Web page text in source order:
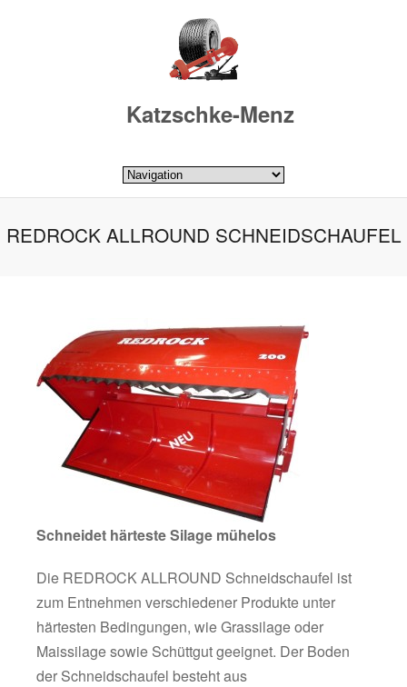
Katzschke-Menz
REDROCK ALLROUND SCHNEIDSCHAUFEL
Schneidet härteste Silage mühelos
Die REDROCK ALLROUND Schneidschaufel ist
zum Entnehmen verschiedener Produkte unter
härtesten Bedingungen, wie Grassilage oder
Maissilage sowie Schüttgut geeignet. Der Boden
der Schneidschaufel besteht aus